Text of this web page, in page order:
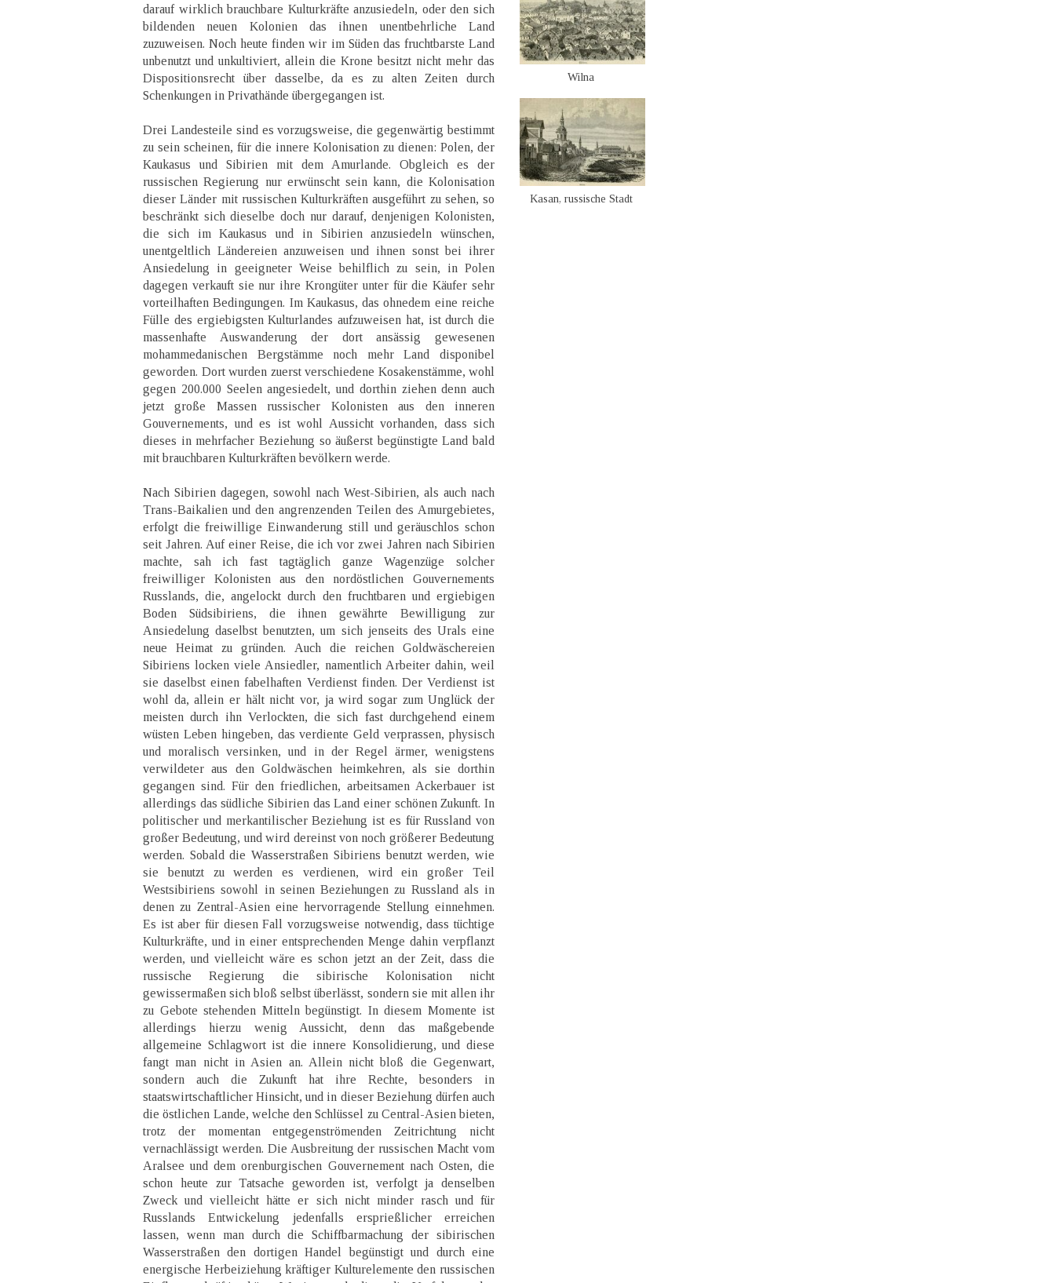
darauf wirklich brauchbare Kulturkräfte anzusiedeln, oder den sich
bildenden neuen Kolonien das ihnen unentbehrliche Land
zuzuweisen. Noch heute finden wir im Süden das fruchtbarste Land
unbenutzt und unkultiviert, allein die Krone besitzt nicht mehr das
Dispositionsrecht über dasselbe, da es zu alten Zeiten durch
Schenkungen in Privathände übergegangen ist.
Drei Landesteile sind es vorzugsweise, die gegenwärtig bestimmt
zu sein scheinen, für die innere Kolonisation zu dienen: Polen, der
Kaukasus und Sibirien mit dem Amurlande. Obgleich es der
russischen Regierung nur erwünscht sein kann, die Kolonisation
dieser Länder mit russischen Kulturkräften ausgeführt zu sehen, so
beschränkt sich dieselbe doch nur darauf, denjenigen Kolonisten,
die sich im Kaukasus und in Sibirien anzusiedeln wünschen,
unentgeltlich Ländereien anzuweisen und ihnen sonst bei ihrer
Ansiedelung in geeigneter Weise behilflich zu sein, in Polen
dagegen verkauft sie nur ihre Krongüter unter für die Käufer sehr
vorteilhaften Bedingungen. Im Kaukasus, das ohnedem eine reiche
Fülle des ergiebigsten Kulturlandes aufzuweisen hat, ist durch die
massenhafte Auswanderung der dort ansässig gewesenen
mohammedanischen Bergstämme noch mehr Land disponibel
geworden. Dort wurden zuerst verschiedene Kosakenstämme, wohl
gegen 200.000 Seelen angesiedelt, und dorthin ziehen denn auch
jetzt große Massen russischer Kolonisten aus den inneren
Gouvernements, und es ist wohl Aussicht vorhanden, dass sich
dieses in mehrfacher Beziehung so äußerst begünstigte Land bald
mit brauchbaren Kulturkräften bevölkern werde.
Nach Sibirien dagegen, sowohl nach West-Sibirien, als auch nach
Trans-Baikalien und den angrenzenden Teilen des Amurgebietes,
erfolgt die freiwillige Einwanderung still und geräuschlos schon
seit Jahren. Auf einer Reise, die ich vor zwei Jahren nach Sibirien
machte, sah ich fast tagtäglich ganze Wagenzüge solcher
freiwilliger Kolonisten aus den nordöstlichen Gouvernements
Russlands, die, angelockt durch den fruchtbaren und ergiebigen
Boden Südsibiriens, die ihnen gewährte Bewilligung zur
Ansiedelung daselbst benutzten, um sich jenseits des Urals eine
neue Heimat zu gründen. Auch die reichen Goldwäschereien
Sibiriens locken viele Ansiedler, namentlich Arbeiter dahin, weil
sie daselbst einen fabelhaften Verdienst finden. Der Verdienst ist
wohl da, allein er hält nicht vor, ja wird sogar zum Unglück der
meisten durch ihn Verlockten, die sich fast durchgehend einem
wüsten Leben hingeben, das verdiente Geld verprassen, physisch
und moralisch versinken, und in der Regel ärmer, wenigstens
verwildeter aus den Goldwäschen heimkehren, als sie dorthin
gegangen sind. Für den friedlichen, arbeitsamen Ackerbauer ist
allerdings das südliche Sibirien das Land einer schönen Zukunft. In
politischer und merkantilischer Beziehung ist es für Russland von
großer Bedeutung, und wird dereinst von noch größerer Bedeutung
werden. Sobald die Wasserstraßen Sibiriens benutzt werden, wie
sie benutzt zu werden es verdienen, wird ein großer Teil
Westsibiriens sowohl in seinen Beziehungen zu Russland als in
denen zu Zentral-Asien eine hervorragende Stellung einnehmen.
Es ist aber für diesen Fall vorzugsweise notwendig, dass tüchtige
Kulturkräfte, und in einer entsprechenden Menge dahin verpflanzt
werden, und vielleicht wäre es schon jetzt an der Zeit, dass die
russische Regierung die sibirische Kolonisation nicht
gewissermaßen sich bloß selbst überlässt, sondern sie mit allen ihr
zu Gebote stehenden Mitteln begünstigt. In diesem Momente ist
allerdings hierzu wenig Aussicht, denn das maßgebende
allgemeine Schlagwort ist die innere Konsolidierung, und diese
fangt man nicht in Asien an. Allein nicht bloß die Gegenwart,
sondern auch die Zukunft hat ihre Rechte, besonders in
staatswirtschaftlicher Hinsicht, und in dieser Beziehung dürfen auch
die östlichen Lande, welche den Schlüssel zu Central-Asien bieten,
trotz der momentan entgegenströmenden Zeitrichtung nicht
vernachlässigt werden. Die Ausbreitung der russischen Macht vom
Aralsee und dem orenburgischen Gouvernement nach Osten, die
schon heute zur Tatsache geworden ist, verfolgt ja denselben
Zweck und vielleicht hätte er sich nicht minder rasch und für
Russlands Entwickelung jedenfalls ersprießlicher erreichen
lassen, wenn man durch die Schiffbarmachung der sibirischen
Wasserstraßen den dortigen Handel begünstigt und durch eine
energische Herbeiziehung kräftiger Kulturelemente den russischen
Wilna
Kasan, russische Stadt